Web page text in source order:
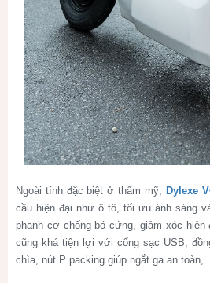
Ngoài tính đặc biệt ở thẩm mỹ, Dylexe
cầu hiện đại như ô tô, tối ưu ánh sáng
phanh cơ chống bó cứng, giảm xóc
cũng khá tiện lợi với cổng sạc USB,
chìa, nút P packing giúp ngắt ga an toàn,....